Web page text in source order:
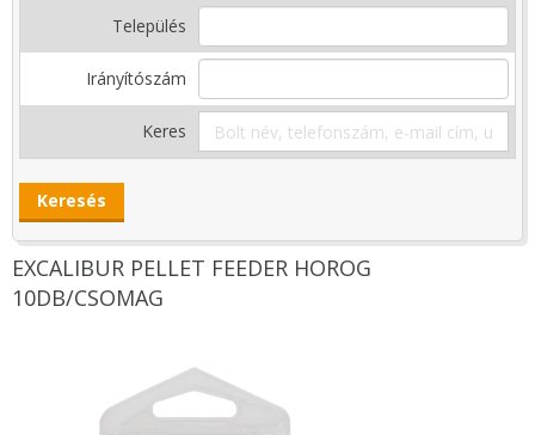
Település
Irányítószám
Keres
EXCALIBUR PELLET FEEDER HOROG
10DB/CSOMAG